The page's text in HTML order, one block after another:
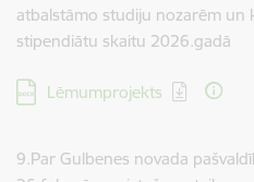
atbalstāmo studiju nozarēm un
stipendiātu skaitu 2026.gadā
Lejupielādēt:
Lēmumprojekts
9.Par Gulbenes novada